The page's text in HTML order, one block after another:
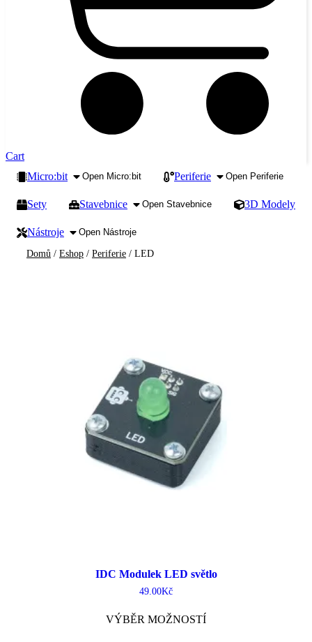
Cart
Micro:bit
Open Micro:bit Periferie Open Periferie
Sety Stavebnice Open Stavebnice 3D Modely
Nástroje Open Nástroje
Domů / Eshop / Periferie / LED
IDC Modulek LED světlo
49.00Kč
VÝBĚR MOŽNOSTÍprodukt